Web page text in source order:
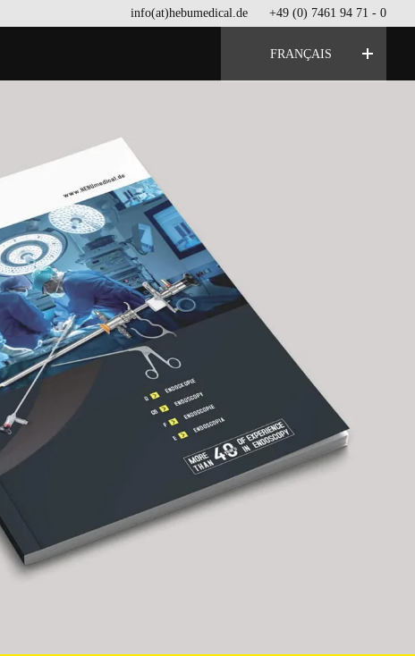
info(at)hebumedical.de +49 (0) 7461 94 71 - 0
FRANÇAIS